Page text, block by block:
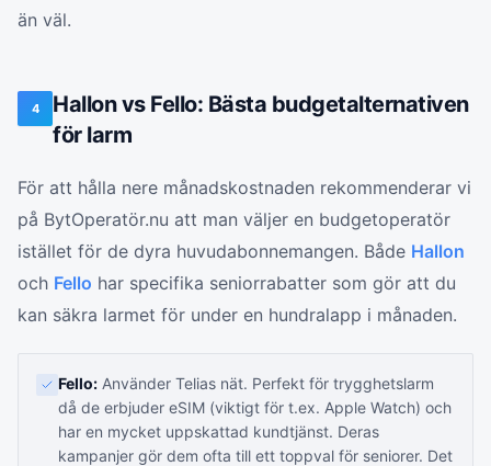
än väl.
4
Hallon vs Fello: Bästa budgetalternativen
för larm
För att hålla nere månadskostnaden rekommenderar vi
på BytOperatör.nu att man väljer en budgetoperatör
istället för de dyra huvudabonnemangen. Både Hallon
och Fello har specifika seniorrabatter som gör att du
kan säkra larmet för under en hundralapp i månaden.
Fello: Använder Telias nät. Perfekt för trygghetslarm
då de erbjuder eSIM (viktigt för t.ex. Apple Watch) och
har en mycket uppskattad kundtjänst. Deras
kampanjer gör dem ofta till ett toppval för seniorer. Det